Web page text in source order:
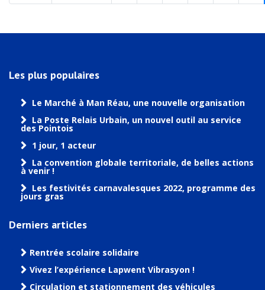
Les plus populaires
Le Marché à Man Réau, une nouvelle organisation
La Poste Relais Urbain, un nouvel outil au service
des Pointois
1 jour, 1 acteur
La convention globale territoriale, de belles actions
à venir !
Les festivités carnavalesques 2022, programme des
jours gras
Derniers articles
Rentrée scolaire solidaire
Vivez l’expérience Lapwent Vibrasyon !
Circulation et stationnement des véhicules